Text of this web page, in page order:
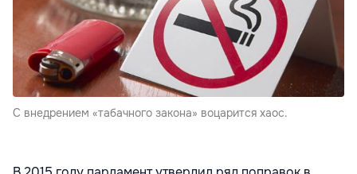
C внедрением «табачного закона» воцарится хаос.